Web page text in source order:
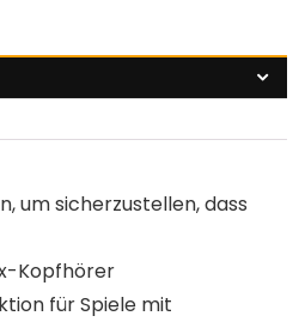
um sicherzustellen, dass
Kopfhörer
für Spiele mit